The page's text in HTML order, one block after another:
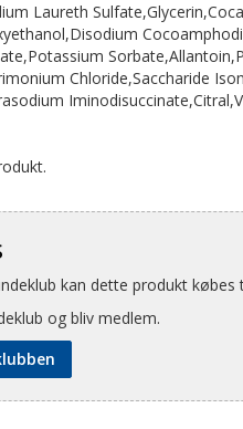
Laureth
Chloride,Saccharide
kan dette produkt købes
og bliv medlem.